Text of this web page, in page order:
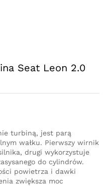
Seat Leon 2.0
turbiną, jest parą
wałku. Pierwszy wirnik
drugi wykorzystuje
do cylindrów.
powietrza i dawki
zwiększa moc